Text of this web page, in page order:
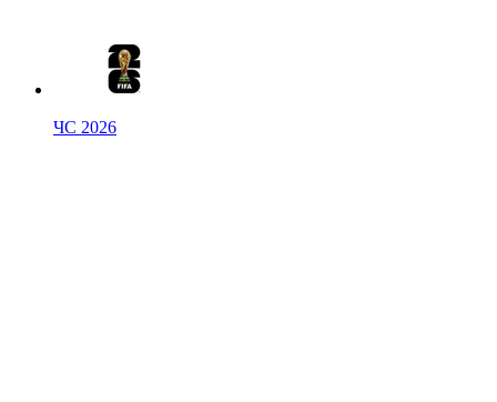
ЧС 2026